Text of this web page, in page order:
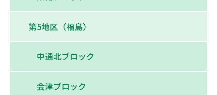
第5地区（福島）
中通北ブロック
会津ブロック